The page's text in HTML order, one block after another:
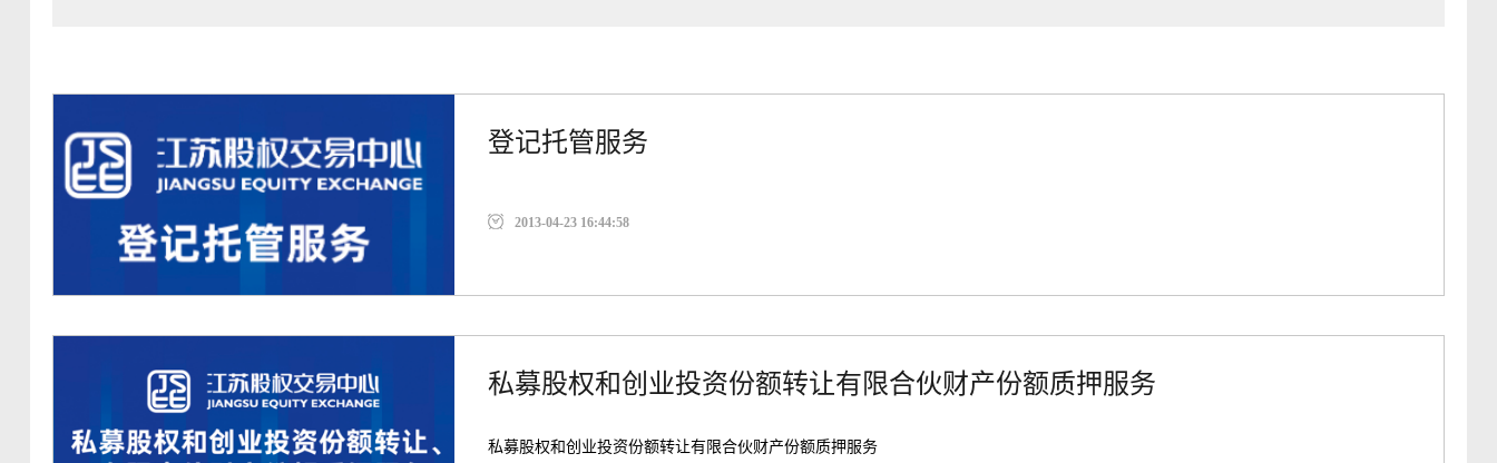
登记托管服务
2013-04-23 16:44:58
私募股权和创业投资份额转让有限合伙财产份额质押服务
私募股权和创业投资份额转让有限合伙财产份额质押服务